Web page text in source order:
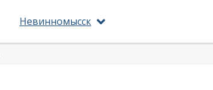
Невинномысск